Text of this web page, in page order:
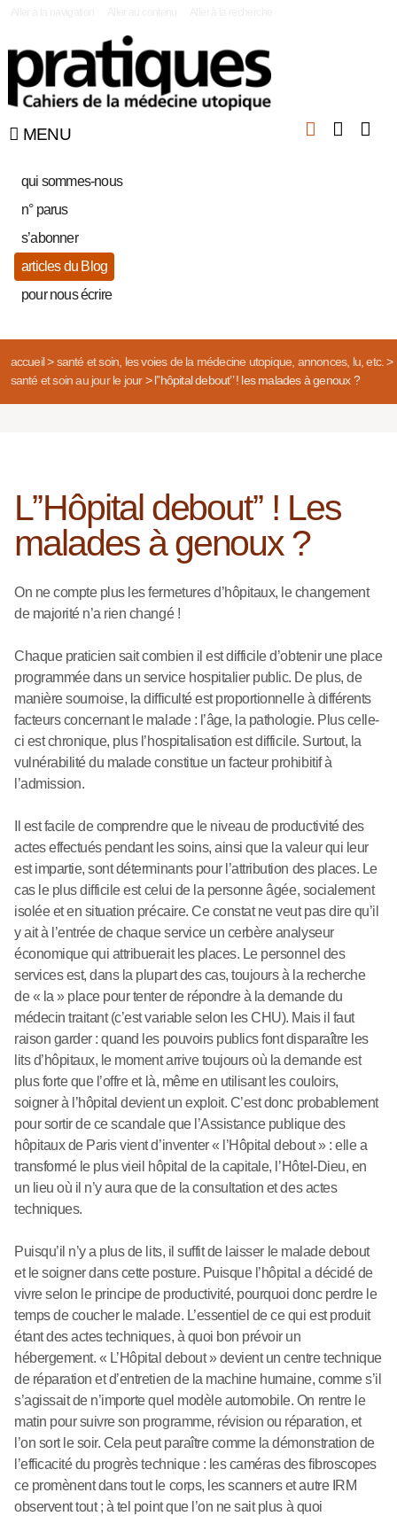
MENU
qui sommes-nous
n° parus
s’abonner
articles du Blog
pour nous écrire
accueil> santé et soin, les voies de la médecine utopique, annonces, lu, etc.>
santé et soin au jour le jour> l’’hôpital debout’’ ! les malades à genoux ?
L’’Hôpital debout’’ ! Les
malades à genoux ?
On ne compte plus les fermetures d’hôpitaux, le changement
de majorité n’a rien changé !
Chaque praticien sait combien il est difficile d’obtenir une place
programmée dans un service hospitalier public. De plus, de
manière sournoise, la difficulté est proportionnelle à différents
facteurs concernant le malade : l’âge, la pathologie. Plus celle-
ci est chronique, plus l’hospitalisation est difficile. Surtout, la
vulnérabilité du malade constitue un facteur prohibitif à
l’admission.
Il est facile de comprendre que le niveau de productivité des
actes effectués pendant les soins, ainsi que la valeur qui leur
est impartie, sont déterminants pour l’attribution des places. Le
cas le plus difficile est celui de la personne âgée, socialement
isolée et en situation précaire. Ce constat ne veut pas dire qu’il
y ait à l’entrée de chaque service un cerbère analyseur
économique qui attribuerait les places. Le personnel des
services est, dans la plupart des cas, toujours à la recherche
de « la » place pour tenter de répondre à la demande du
médecin traitant (c’est variable selon les CHU). Mais il faut
raison garder : quand les pouvoirs publics font disparaître les
lits d’hôpitaux, le moment arrive toujours où la demande est
plus forte que l’offre et là, même en utilisant les couloirs,
soigner à l’hôpital devient un exploit. C’est donc probablement
pour sortir de ce scandale que l’Assistance publique des
hôpitaux de Paris vient d’inventer « l’Hôpital debout » : elle a
transformé le plus vieil hôpital de la capitale, l’Hôtel-Dieu, en
un lieu où il n’y aura que de la consultation et des actes
techniques.
Puisqu’il n’y a plus de lits, il suffit de laisser le malade debout
et le soigner dans cette posture. Puisque l’hôpital a décidé de
vivre selon le principe de productivité, pourquoi donc perdre le
temps de coucher le malade. L’essentiel de ce qui est produit
étant des actes techniques, à quoi bon prévoir un
hébergement. « L’Hôpital debout » devient un centre technique
de réparation et d’entretien de la machine humaine, comme s’il
s’agissait de n’importe quel modèle automobile. On rentre le
matin pour suivre son programme, révision ou réparation, et
l’on sort le soir. Cela peut paraître comme la démonstration de
l’efficacité du progrès technique : les caméras des fibroscopes
ce promènent dans tout le corps, les scanners et autre IRM
observent tout ; à tel point que l’on ne sait plus à quoi